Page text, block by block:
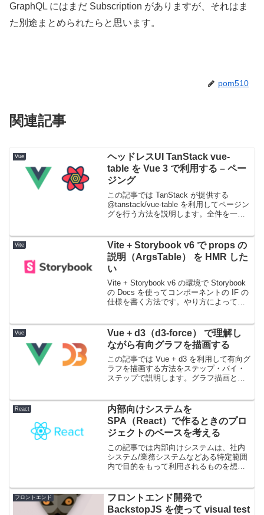
GraphQL にはまだ Subscription がありますが、それはま
た別途まとめられたらと思います。
pom510
関連記事
Vue
ヘッドレスUI TanStack vue-
table を Vue 3 で利用する – ペー
ジング
この記事では TanStack が提供する
@tanstack/vue-table を利用してページン
グを行う方法を説明します。全件を一括
ケースがあります。@tanst...
Vite
Vite + Storybook v6 で props の
説明（ArgsTable） を HMR した
い
Vite + Storybook v6 の環境で Storybook
の Docs を使ってコンポーネントの IF の
仕様を書く方法です。やり方によっては
Vue
Vue + d3（d3-force） で理解し
ながら有向グラフを描画する
この記事では Vue + d3 を利用して有向グ
ラフを描画する方法をステップ・バイ・
ステップで説明します。グラフ描画とい
て いる方も多いと思います。この記事...
React
内部向けシステムを
SPA（React）で作るときのプロ
ジェクトのベースを考える
この記事では内部向けシステムは、社内
システム/業務システムなどある特定範囲
内で目的をもって利用されるものを想定
ですが、フロントエンド関連で調べたと
き、toC 向けの記事...
フロントエンド
フロントエンド開発で
BackstopJS を使って visual test